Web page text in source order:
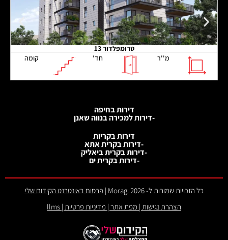
טרומפלדור 13
מ''ר
חד' קומה
דירות בחיפה
-דירות למכירה בנווה שאנן
דירות בקריות
-דירות בקרית אתא
-דירות בקרית ביאליק
-דירות בקרית ים
כל הזכויות שמורות ל- 2026 .Morag |
פרסום באינטרנט הקידום שלי
הצהרת נגישות | מפת אתר | מדיניות פרטיות |
llms